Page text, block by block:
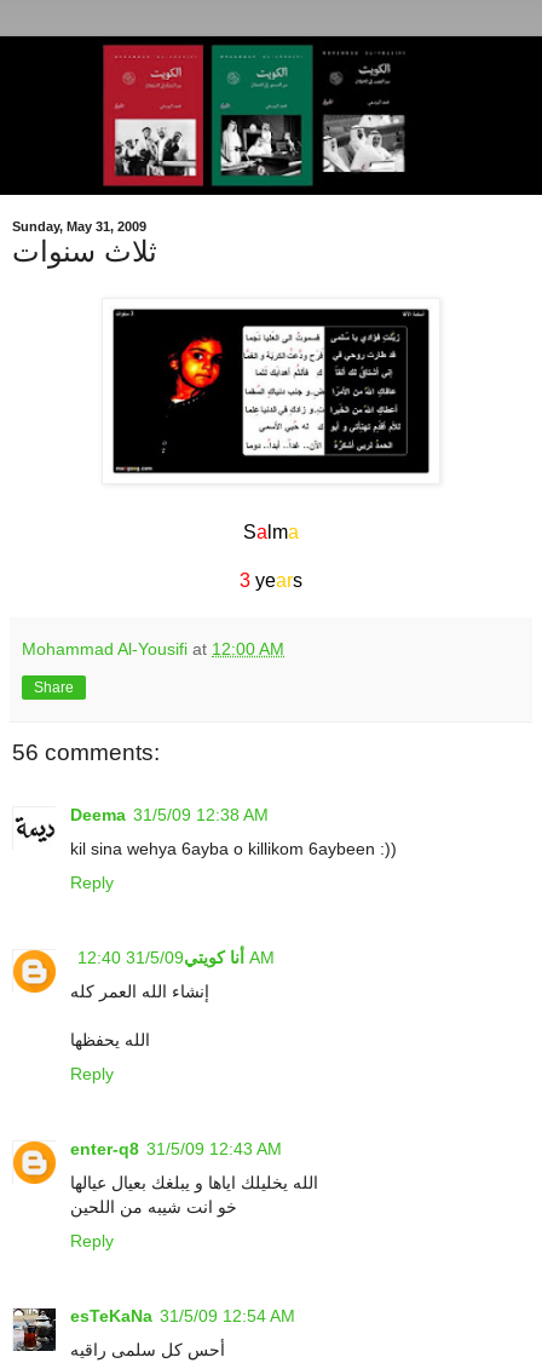
Sunday, May 31, 2009
ثلاث سنوات
Sa lma
3 years
Mohammad Al-Yousifi at 12:00 AM
Share
56 comments:
Deema 31/5/09 12:38 AM
kil sina wehya 6ayba o killikom 6aybeen :))
Reply
أنا كويتي 31/5/09 12:40 AM
إنشاء الله العمر كله
الله يحفظها
Reply
enter-q8 31/5/09 12:43 AM
الله يخليلك اياها و يبلغك بعيال عيالها
خو انت شيبه من اللحين
Reply
esTeKaNa 31/5/09 12:54 AM
أحس كل سلمى راقيه